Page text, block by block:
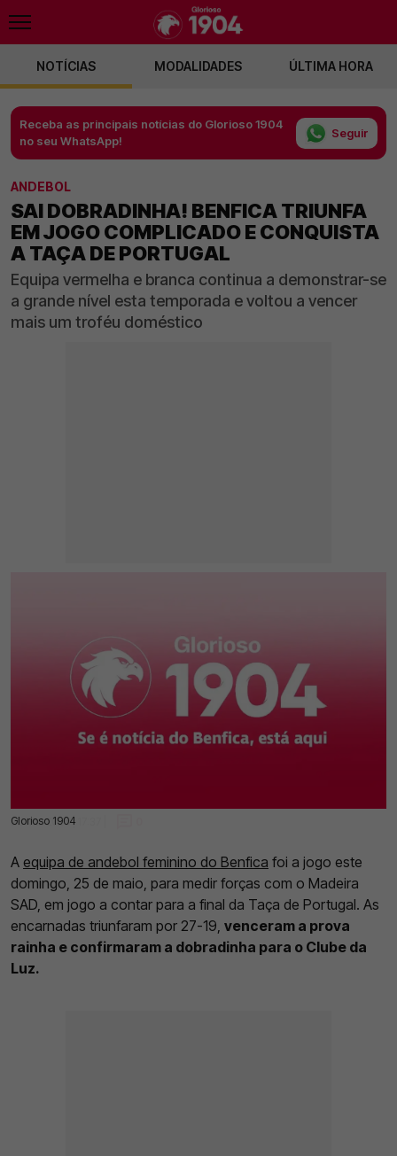
NOTÍCIAS MODALIDADES ÚLTIMA HORA
Receba as principais notícias do Glorioso 1904
no seu WhatsApp!
Seguir
ANDEBOL
SAI DOBRADINHA! BENFICA TRIUNFA
EM JOGO COMPLICADO E CONQUISTA
A TAÇA DE PORTUGAL
Equipa vermelha e branca continua a demonstrar-se
a grande nível esta temporada e voltou a vencer
mais um troféu doméstico
Glorioso 1904
25 Mai 2025 | 17:37 |
A equipa de andebol feminino do Benfica foi a jogo este
domingo, 25 de maio, para medir forças com o Madeira
SAD, em jogo a contar para a final da Taça de Portugal. As
encarnadas triunfaram por 27-19, venceram a prova
rainha e confirmaram a dobradinha para o Clube da
Luz.